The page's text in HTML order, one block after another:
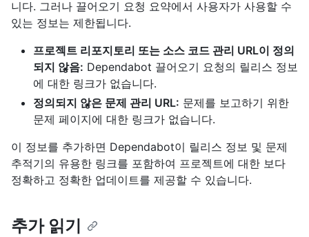
니다. 그러나 끌어오기 요청 요약에서 사용자가 사용할 수
있는 정보는 제한됩니다.
프로젝트 리포지토리 또는 소스 코드 관리 URL이 정의
되지 않음: Dependabot 끌어오기 요청의 릴리스 정보
에 대한 링크가 없습니다.
정의되지 않은 문제 관리 URL: 문제를 보고하기 위한
문제 페이지에 대한 링크가 없습니다.
이 정보를 추가하면 Dependabot이 릴리스 정보 및 문제
추적기의 유용한 링크를 포함하여 프로젝트에 대한 보다
정확하고 정확한 업데이트를 제공할 수 있습니다.
추가 읽기